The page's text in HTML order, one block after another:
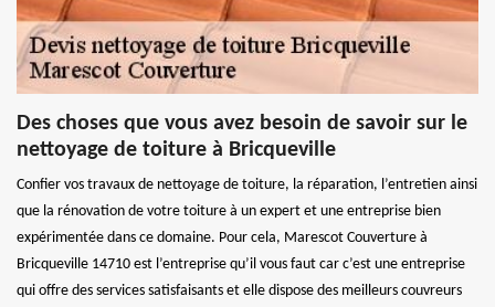
Des choses que vous avez besoin de savoir sur le
nettoyage de toiture à Bricqueville
Confier vos travaux de nettoyage de toiture, la réparation, l’entretien ainsi
que la rénovation de votre toiture à un expert et une entreprise bien
expérimentée dans ce domaine. Pour cela, Marescot Couverture à
Bricqueville 14710 est l’entreprise qu’il vous faut car c’est une entreprise
qui offre des services satisfaisants et elle dispose des meilleurs couvreurs